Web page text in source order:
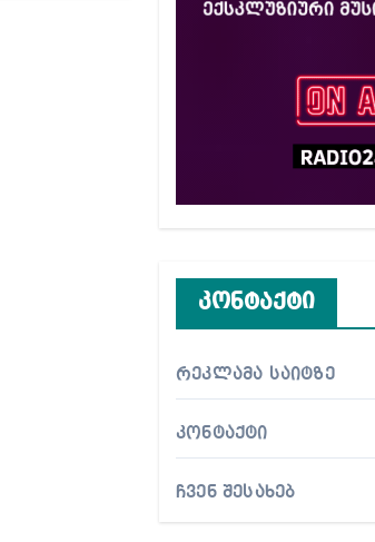
კონტაქტი
რეკლამა საიტზე
კონტაქტი
ჩვენ შესახებ